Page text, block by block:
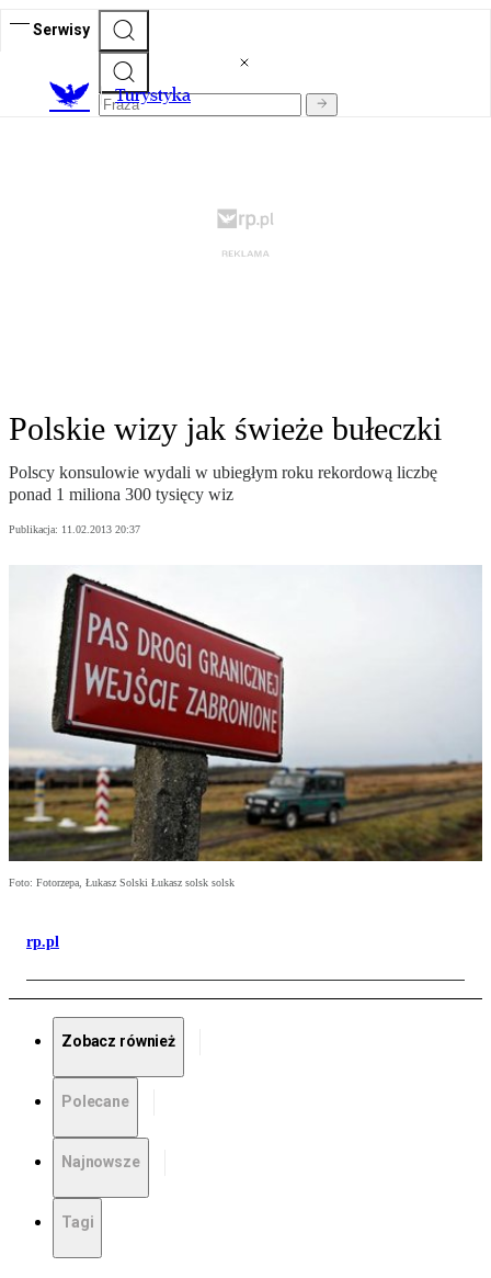
Serwisy
Turystyka
Polskie wizy jak świeże bułeczki
Polscy konsulowie wydali w ubiegłym roku rekordową liczbę
ponad 1 miliona 300 tysięcy wiz
Publikacja: 11.02.2013 20:37
Foto: Fotorzepa, Łukasz Solski Łukasz solsk solsk
rp.pl
Zobacz również
Polecane
Najnowsze
Tagi